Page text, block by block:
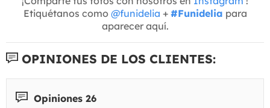
Etiquétanos como @funidelia + #Funidelia para
aparecer aquí.
OPINIONES DE LOS CLIENTES:
Opiniones 26